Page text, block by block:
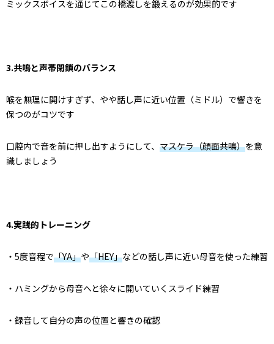
ミックスボイスを通じてこの橋渡しを鍛えるのが効果的です
3.共鳴と声帯閉鎖のバランス
喉を無理に開けすぎず、やや話し声に近い位置（ミドル）で響きを
保つのがコツです
口腔内で音を前に押し出すようにして、 マスケラ（顔面共鳴）を意
識しましょう
4.実践的トレーニング
・5度音程で「YA」や「HEY」などの話し声に近い母音を使った練習
・ハミングから母音へと徐々に開いていくスライド練習
・録音して自分の声の位置と響きの確認